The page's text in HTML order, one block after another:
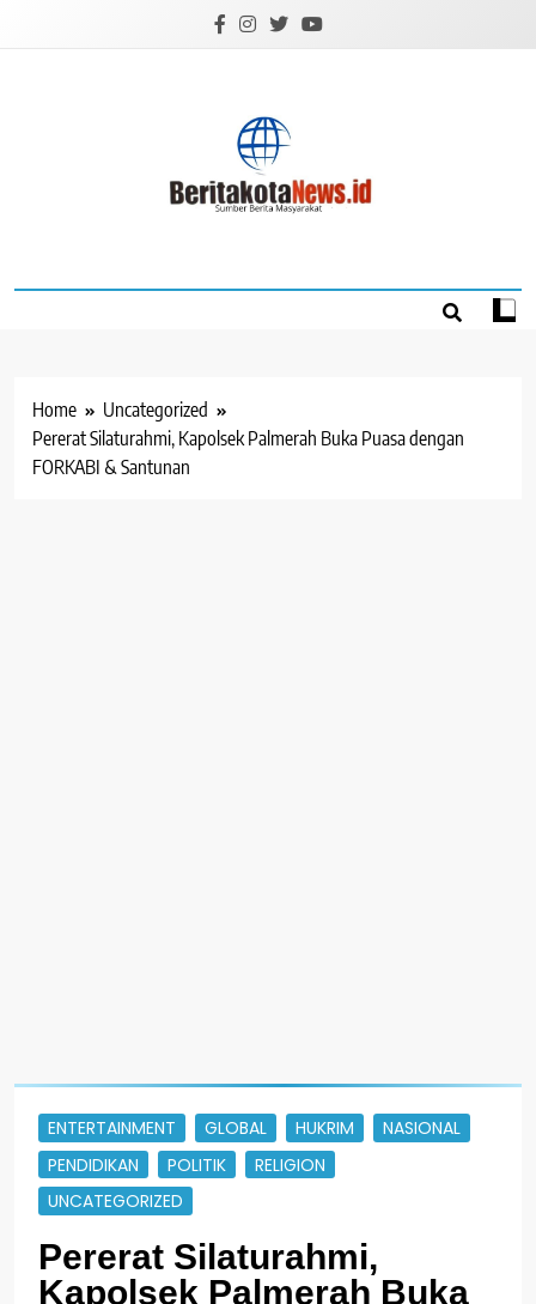
Home
Uncategorized
Pererat Silaturahmi, Kapolsek Palmerah Buka Puasa dengan
FORKABI & Santunan
ENTERTAINMENT GLOBAL HUKRIM
NASIONAL
PENDIDIKAN
POLITIK
RELIGION
UNCATEGORIZED
Pererat Silaturahmi,
Kapolsek Palmerah Buka